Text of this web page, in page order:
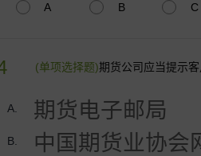
A B C
(单项选择题)期货公司应当提示
A. 期货电子邮局
B. 中国期货业协会